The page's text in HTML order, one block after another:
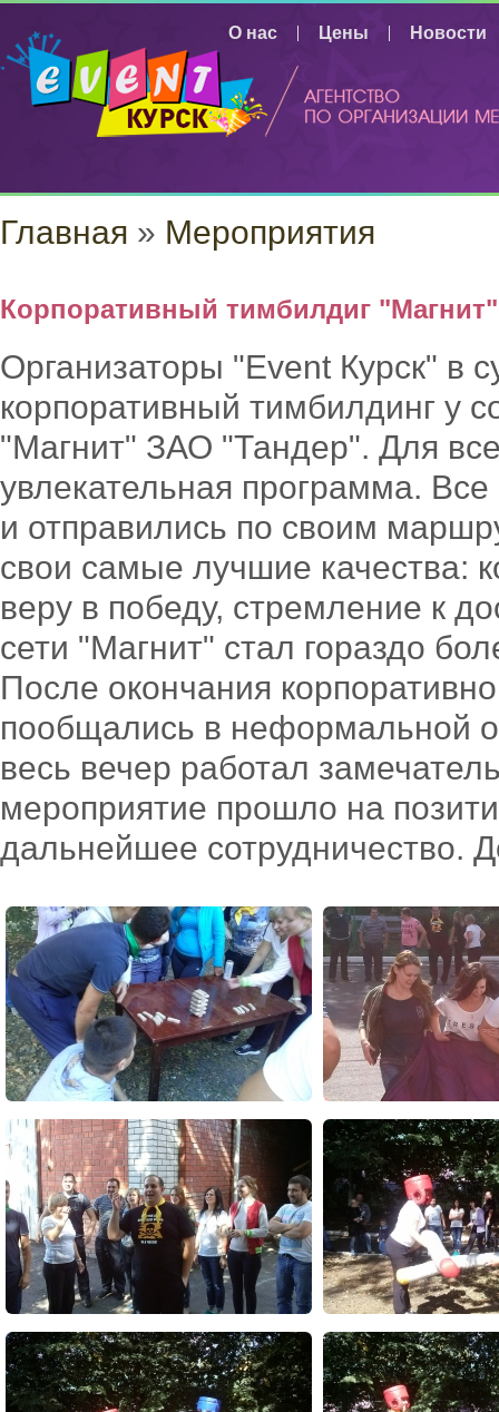
Перейти к основному содержанию
О нас Цены Новости
Главная » Мероприятия
Корпоративный тимбилдиг "Магнит"
Организаторы "Event Курск" в
корпоративный тимбилдинг у
"Магнит" ЗАО "Тандер". Для
увлекательная программа.
и отправились по своим
свои самые лучшие качества:
веру в победу, стремление к
сети "Магнит" стал гораздо
После окончания
пообщались в неформальной
весь вечер работал
мероприятие прошло на
дальнейшее сотрудничество.